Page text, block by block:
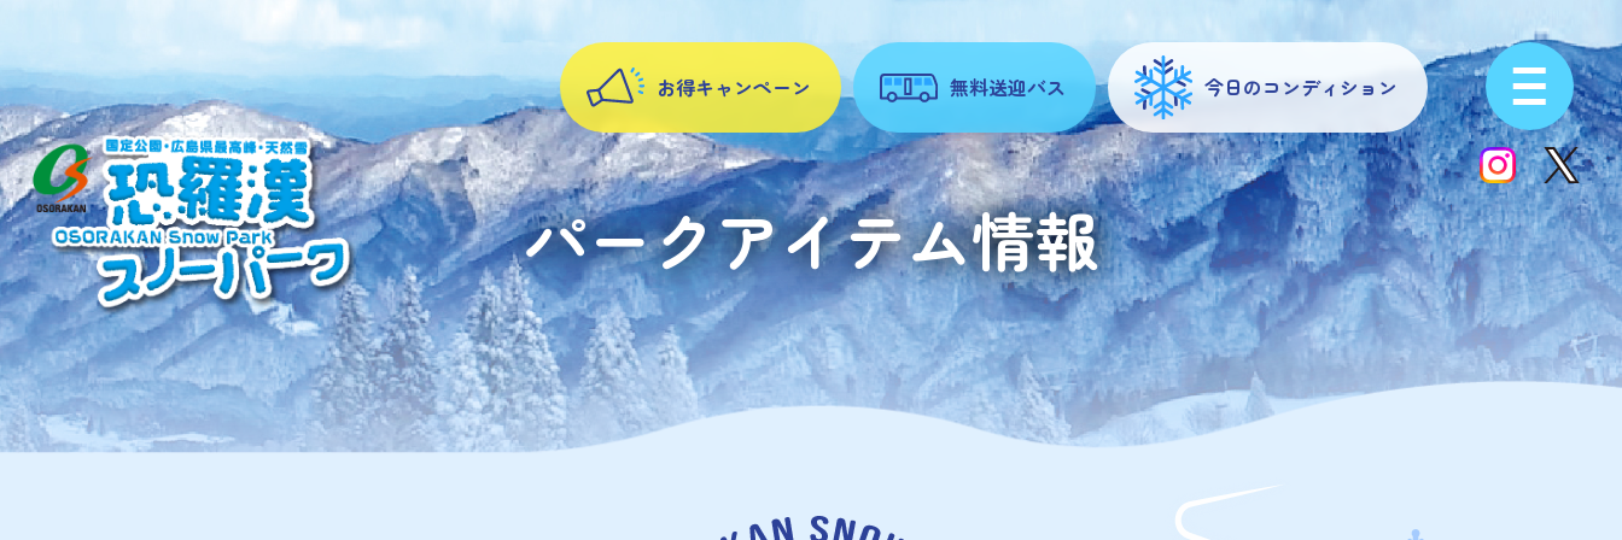
お得キャンペーン 無料送迎バス 今日のコンディション
パークアイテム情報